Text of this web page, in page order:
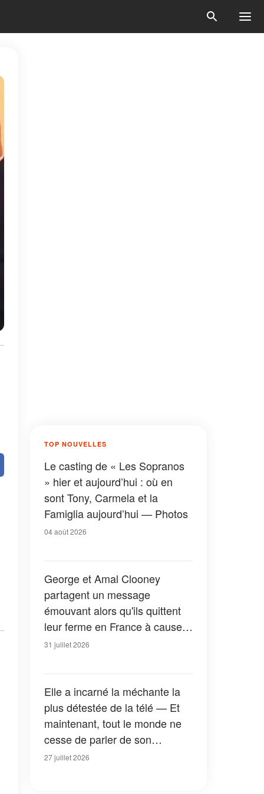
TOP NOUVELLES
Le casting de « Les Sopranos
» hier et aujourd’hui : où en
sont Tony, Carmela et la
Famiglia aujourd’hui — Photos
04 août 2026
George et Amal Clooney
partagent un message
émouvant alors qu'ils quittent
leur ferme en France à cause
des feux de forêt — Tous les
31 juillet 2026
Elle a incarné la méchante la
plus détestée de la télé — Et
maintenant, tout le monde ne
cesse de parler de son
apparition dans la nouvelle
27 juillet 2026